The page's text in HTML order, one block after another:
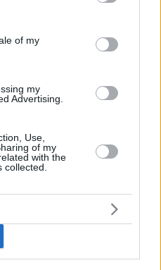
and its third-party tags to
purposes in below Google
of my
my
Advertising.
Use,
of my
with the
μορφή καρκίνου
βομβαρδισμός που
και αστυνομικών έξω
δείτε βίντεο
Πακιστάν ετοιμάζονται
άμυνας